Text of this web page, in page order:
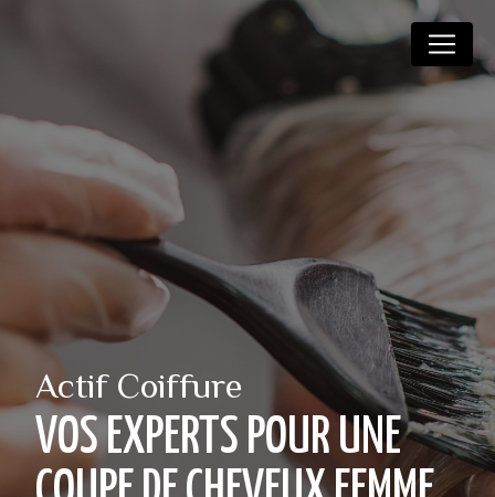
Actif Coiffure
VOS EXPERTS POUR UNE
Panneau de gestion des cookies